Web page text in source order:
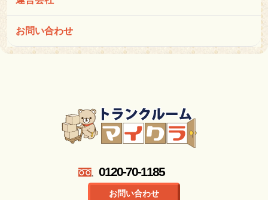
お問い合わせ
0120-70-1185
お問い合わせ